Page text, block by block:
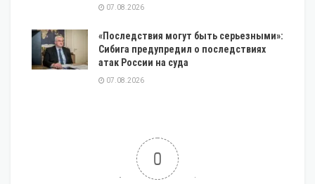
07.08.2026
«Последствия могут быть серьезными»:
Сибига предупредил о последствиях
атак России на суда
07.08.2026
0